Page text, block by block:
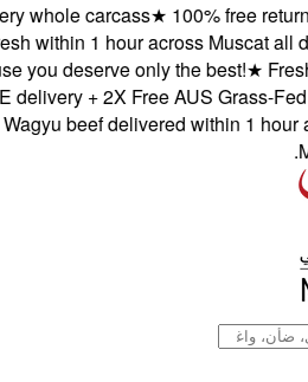
★
carcass★100% free returns &
1 hour across Muscat all days of
deserve only the best!★Fresh AUS
+ 2X Free AUS Grass-Fed Lamb
beef delivered within 1 hour across
Muscat.